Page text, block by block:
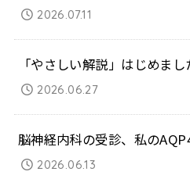
2026.07.11
「やさしい解説」はじめまし
2026.06.27
脳神経内科の受診、私の
2026.06.13